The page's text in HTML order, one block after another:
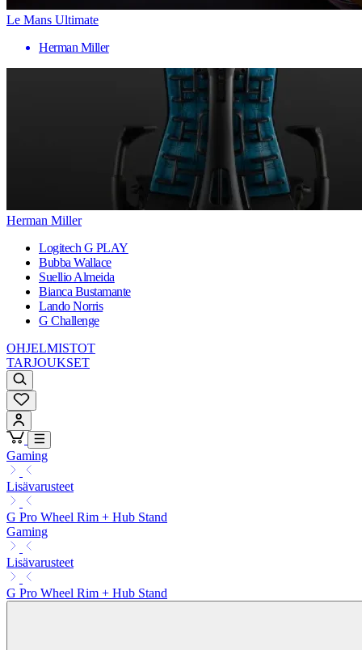
Le Mans Ultimate
Herman Miller
Herman Miller
Logitech G PLAY
Bubba Wallace
Suellio Almeida
Bianca Bustamante
Lando Norris
G Challenge
OHJELMISTOT
TARJOUKSET
Gaming
Lisävarusteet
G Pro Wheel Rim + Hub Stand
Gaming
Lisävarusteet
G Pro Wheel Rim + Hub Stand